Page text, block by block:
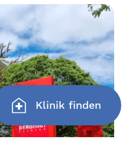
Klinik finden